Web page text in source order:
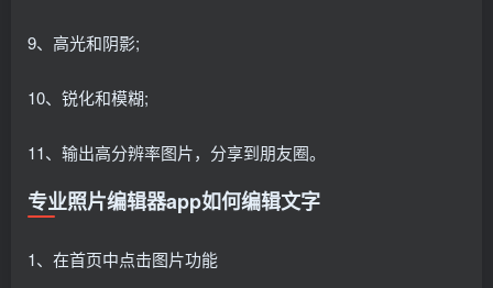
9、高光和阴影;
10、锐化和模糊;
11、输出高分辨率图片，分享到朋友圈。
专业照片编辑器app如何编辑文字
1、在首页中点击图片功能